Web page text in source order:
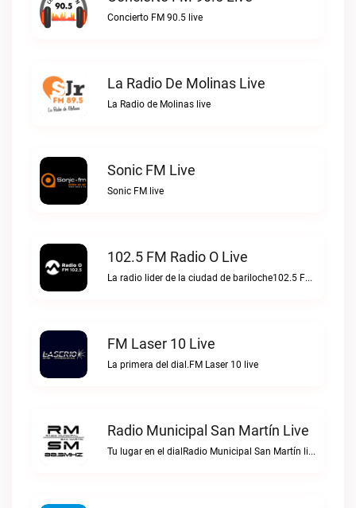
Concierto FM 90.5 live
La Radio De Molinas Live
La Radio de Molinas live
Sonic FM Live
Sonic FM live
102.5 FM Radio O Live
La radio lider de la ciudad de bariloche102.5 FM Radio O live
FM Laser 10 Live
La primera del dial.FM Laser 10 live
Radio Municipal San Martín Live
Tu lugar en el dialRadio Municipal San Martín live